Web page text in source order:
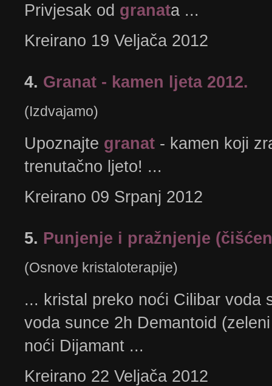
Privjesak od granata ...
Kreirano 19 Veljača 2012
4. Granat - kamen ljeta 2012.
(Izdvajamo)
Upoznajte granat - kamen koji
trenutačno ljeto! ...
Kreirano 09 Srpanj 2012
5. Punjenje i pražnjenje
(Osnove kristaloterapije)
... kristal preko noći Cilibar voda
voda sunce 2h Demantoid
noći Dijamant ...
Kreirano 22 Veljača 2012